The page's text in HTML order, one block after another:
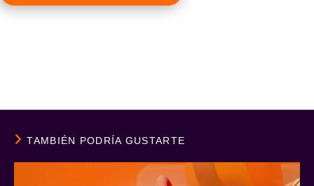
TAMBIÉN PODRÍA GUSTARTE